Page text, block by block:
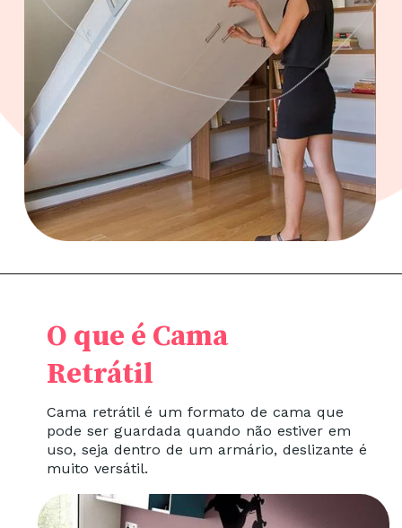
Cama retrátil é um formato de cama que
pode ser guardada quando não estiver em
uso, seja dentro de um armário, deslizante é
muito versátil.
O que é Cama
Retrátil